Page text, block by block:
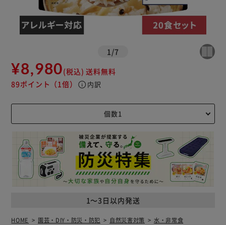
1 /7
¥8,980(税込) 送料無料
89ポイント （1倍） info 内訳
1～3日以内発送
HOME 園芸・DIY・防災・防犯 自然災害対策 水・非常食